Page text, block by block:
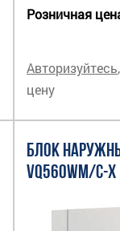
Розничная
Авторизуйтесь
цену
БЛОК
VQ560WM/C-X